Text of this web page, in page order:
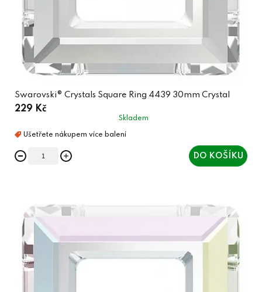
Swarovski® Crystals Square Ring 4439 30mm Crystal
229 Kč
Skladem
DO KOŠÍKU